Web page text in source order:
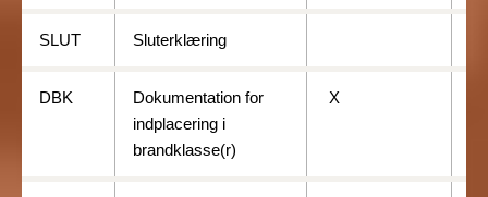
SLUT Sluterklæring
DBK
Dokumentation for
indplacering i
brandklasse(r)
X